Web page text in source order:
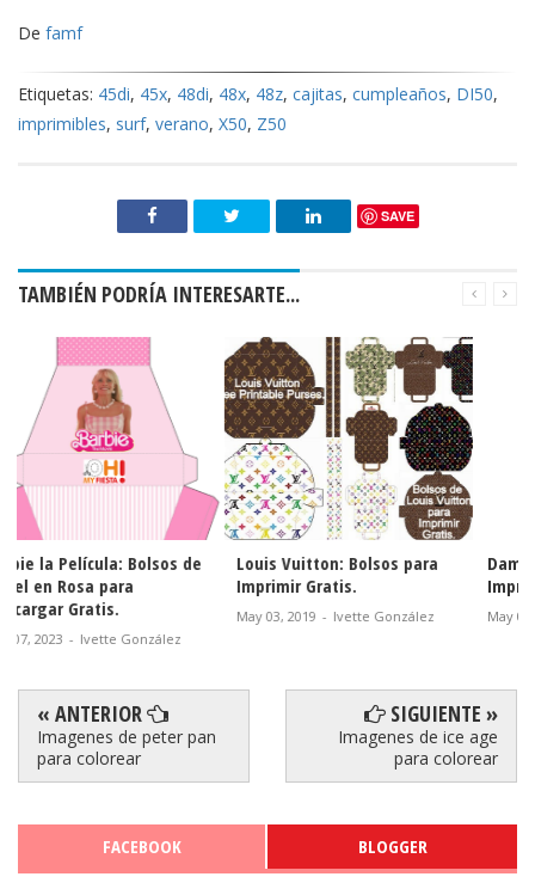
De famf
Etiquetas: 45di, 45x, 48di, 48x, 48z, cajitas, cumpleaños, DI50,
imprimibles, surf, verano, X50, Z50
SAVE
TAMBIÉN PODRÍA INTERESARTE...
Louis Vuitton: Bolsos para
Imprimir Gratis.
May 03, 2019 -
Damasco: Bolsos para
Imprimir Gratis.
May 01, 2019 - Ivette González
« ANTERIOR
Imagenes de peter pan
para colorear
SIGUIENTE »
Imagenes de ice age
para colorear
FACEBOOK BLOGGER